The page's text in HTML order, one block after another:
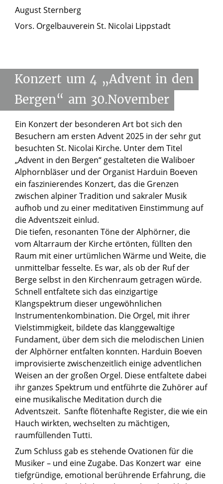
August Sternberg
Vors. Orgelbauverein St. Nicolai Lippstadt
Konzert um 4 „Advent in den
Bergen“ am 30.November
Ein Konzert der besonderen Art bot sich den
Besuchern am ersten Advent 2025 in der sehr gut
besuchten St. Nicolai Kirche. Unter dem Titel
„Advent in den Bergen“ gestalteten die Waliboer
Alphornbläser und der Organist Harduin Boeven
ein faszinierendes Konzert, das die Grenzen
zwischen alpiner Tradition und sakraler Musik
aufhob und zu einer meditativen Einstimmung auf
die Adventszeit einlud.
Die tiefen, resonanten Töne der Alphörner, die
vom Altarraum der Kirche ertönten, füllten den
Raum mit einer urtümlichen Wärme und Weite, die
unmittelbar fesselte. Es war, als ob der Ruf der
Berge selbst in den Kirchenraum getragen würde.
Schnell entfaltete sich das einzigartige
Klangspektrum dieser ungewöhnlichen
Instrumentenkombination. Die Orgel, mit ihrer
Vielstimmigkeit, bildete das klanggewaltige
Fundament, über dem sich die melodischen Linien
der Alphörner entfalten konnten. Harduin Boeven
improvisierte zwischenzeitlich einige adventlichen
Weisen an der großen Orgel. Diese entfaltete dabei
ihr ganzes Spektrum und entführte die Zuhörer auf
eine musikalische Meditation durch die
Adventszeit. Sanfte flötenhafte Register, die wie ein
Hauch wirkten, wechselten zu mächtigen,
raumfüllenden Tutti.
Zum Schluss gab es stehende Ovationen für die
Musiker – und eine Zugabe. Das Konzert war eine
tiefgründige, emotional berührende Erfahrung, die